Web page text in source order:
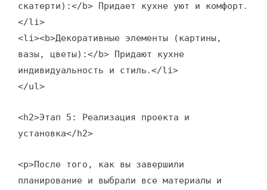
скатерти):</b> Придает кухне уют и комфорт․
</li>
<li><b>Декоративные элементы (картины,
вазы, цветы):</b> Придают кухне
индивидуальность и стиль․</li>
</ul>
<h2>Этап 5: Реализация проекта и
установка</h2>
<p>После того, как вы завершили
планирование и выбрали все материалы и